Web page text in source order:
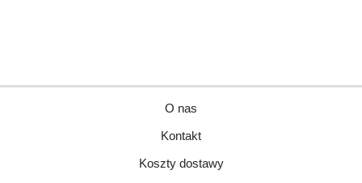
O nas
Kontakt
Koszty dostawy